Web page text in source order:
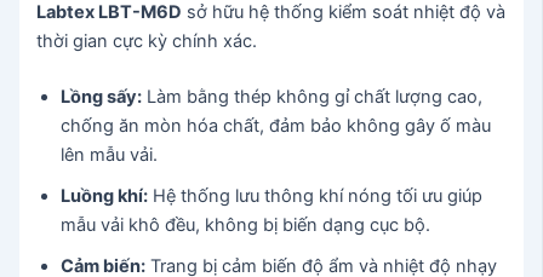
Labtex LBT-M6D sở hữu hệ thống kiểm soát nhiệt độ và
thời gian cực kỳ chính xác.
Lồng sấy: Làm bằng thép không gỉ chất lượng cao,
chống ăn mòn hóa chất, đảm bảo không gây ố màu
lên mẫu vải.
Luồng khí: Hệ thống lưu thông khí nóng tối ưu giúp
mẫu vải khô đều, không bị biến dạng cục bộ.
Cảm biến: Trang bị cảm biến độ ẩm và nhiệt độ nhạy